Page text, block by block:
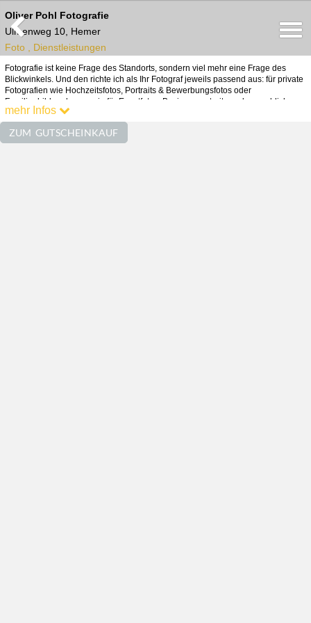
Oliver Pohl Fotografie
Ulmenweg 10, Hemer
Foto , Dienstleistungen
Fotografie ist keine Frage des Standorts, sondern viel mehr eine Frage des
Blickwinkels. Und den richte ich als Ihr Fotograf jeweils passend aus: für private
Fotografien wie Hochzeitsfotos, Portraits & Bewerbungsfotos oder
Familienbilder ebenso wie für Eventfotos, Businessportraits und gewerbliche
Fotoaufnahmen in der Industrie- und Werbefotografie.
mehr Infos
ZUM GUTSCHEINKAUF